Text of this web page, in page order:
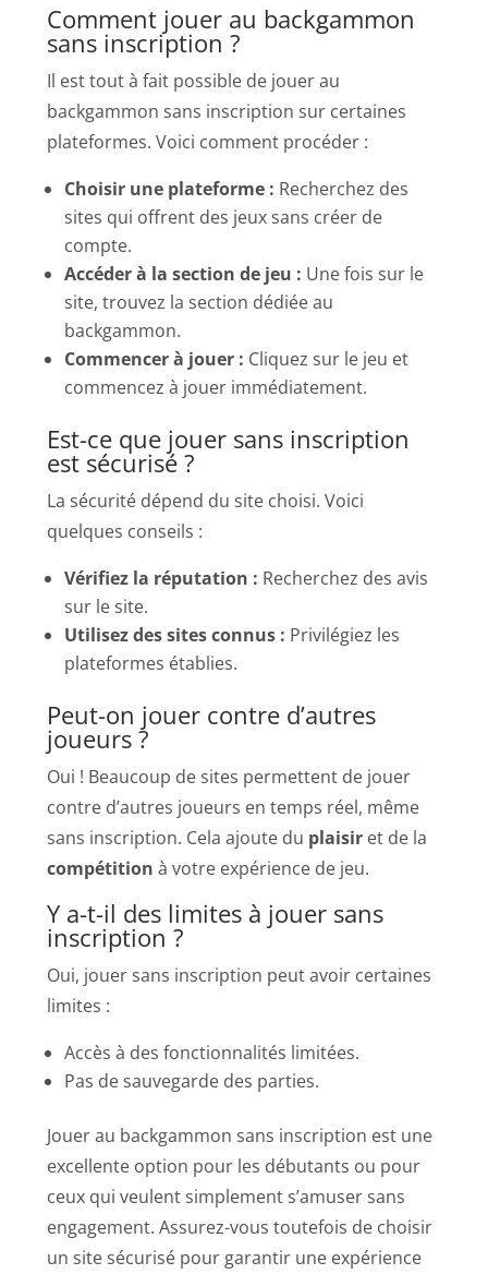
Comment jouer au backgammon
sans inscription ?
Il est tout à fait possible de jouer au
backgammon sans inscription sur certaines
plateformes. Voici comment procéder :
Choisir une plateforme : Recherchez des
sites qui offrent des jeux sans créer de
compte.
Accéder à la section de jeu : Une fois sur le
site, trouvez la section dédiée au
backgammon.
Commencer à jouer : Cliquez sur le jeu et
commencez à jouer immédiatement.
Est-ce que jouer sans inscription
est sécurisé ?
La sécurité dépend du site choisi. Voici
quelques conseils :
Vérifiez la réputation : Recherchez des avis
sur le site.
Utilisez des sites connus : Privilégiez les
plateformes établies.
Peut-on jouer contre d’autres
joueurs ?
Oui ! Beaucoup de sites permettent de jouer
contre d’autres joueurs en temps réel, même
sans inscription. Cela ajoute du plaisir et de la
compétition à votre expérience de jeu.
Y a-t-il des limites à jouer sans
inscription ?
Oui, jouer sans inscription peut avoir certaines
limites :
Accès à des fonctionnalités limitées.
Pas de sauvegarde des parties.
Jouer au backgammon sans inscription est une
excellente option pour les débutants ou pour
ceux qui veulent simplement s’amuser sans
engagement. Assurez-vous toutefois de choisir
un site sécurisé pour garantir une expérience